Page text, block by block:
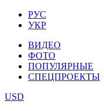
РУС
УКР
ВИДЕО
ФОТО
ПОПУЛЯРНЫЕ
СПЕЦПРОЕКТЫ
USD